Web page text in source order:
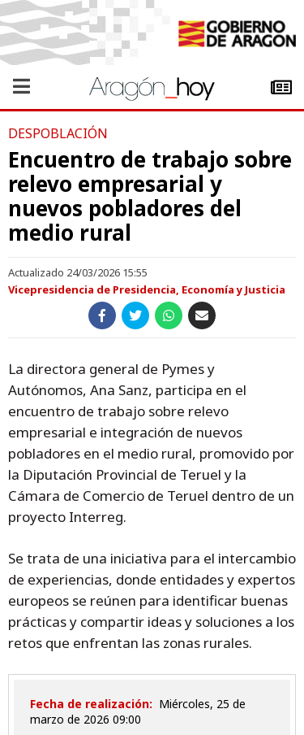
DESPOBLACIÓN
Encuentro de trabajo sobre
relevo empresarial y
nuevos pobladores del
medio rural
Actualizado 24/03/2026 15:55
Vicepresidencia de Presidencia, Economía y Justicia
La directora general de Pymes y
Autónomos, Ana Sanz, participa en el
encuentro de trabajo sobre relevo
empresarial e integración de nuevos
pobladores en el medio rural, promovido por
la Diputación Provincial de Teruel y la
Cámara de Comercio de Teruel dentro de un
proyecto Interreg.
Se trata de una iniciativa para el intercambio
de experiencias, donde entidades y expertos
europeos se reúnen para identificar buenas
prácticas y compartir ideas y soluciones a los
retos que enfrentan las zonas rurales.
Fecha de realización: miércoles, 25 de
marzo de 2026 09:00